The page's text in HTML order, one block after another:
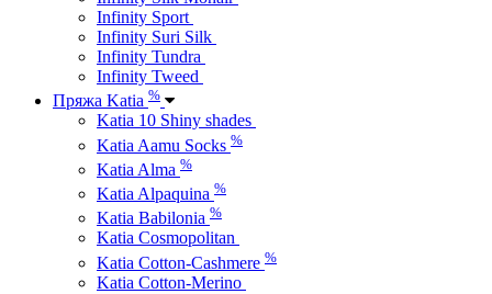
Infinity Sport
Infinity Suri Silk
Infinity Tundra
Infinity Tweed
Пряжа Katia %
Katia 10 Shiny shades
Katia Aamu Socks %
Katia Alma %
Katia Alpaquina %
Katia Babilonia %
Katia Cosmopolitan
Katia Cotton-Cashmere %
Katia Cotton-Merino